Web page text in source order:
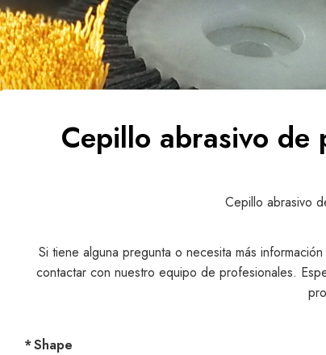
Cepillo abrasivo de
Cepillo abrasivo
Si tiene alguna pregunta o necesita más
contactar con nuestro equipo de profesionales.
Shape